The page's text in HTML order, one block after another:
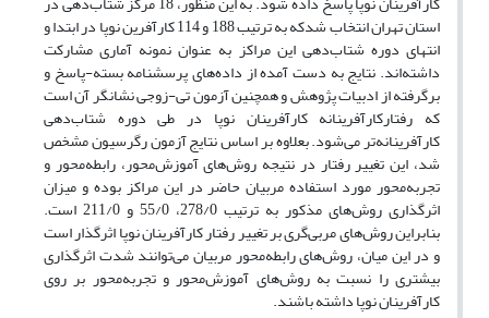
استان تهران انتخاب شدکه به ترتیب 188 و 114 کارآفرین نوپا در ابتدا و
انتهای دوره شتاب‌دهی این مراکز به عنوان نمونه آماری مشارکت
داشته‌اند. نتایج به دست آمده از داده‌های پرسشنامه بسته-پاسخ و
برگرفته از ادبیات پژوهش و همچنین آزمون تی-زوجی نشانگر آن است
که رفتارکارآفرینانه کارآفرینان نوپا در طی دوره شتاب‌دهی
کارآفرینانه‌تر می‌شود. بعلاوه بر اساس نتایج آزمون رگرسیون مشخص
شد، این تغییر رفتار در نتیجه روش‌های آموزش‌محور، رابطه‌محور و
تجربه‌محور مورد استفاده مربیان حاضر در این مراکز بوده و میزان
اثرگذاری روش‌های مذکور به ترتیب 278/0، 55/0 و 211/0 است.
بنابراین روش‌های مربی‌گری بر تغییر رفتار کارآفرینان نوپا اثرگذار است
و در این میان، روش‌های رابطه‌محور مربیان می‌توانند شدت اثرگذاری
بیشتری را نسبت به روش‌های آموزش‌محور و تجربه‌محور بر روی
کارآفرینان نوپا داشته باشند.